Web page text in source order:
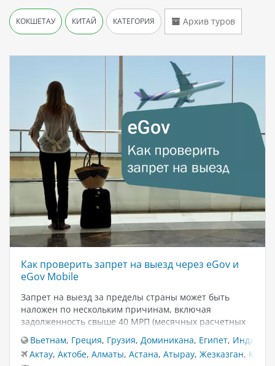
Как проверить запрет на выезд через eGov и
eGov Mobile
Запрет на выезд за пределы страны может быть
наложен по нескольким причинам, включая
задолженность свыше 40 МРП (месячных расчетных
месяцев. Чтобы избежать неудобств при пересечении
границы, важно своевременно проверять наличие
Вьетнам, Греция, Грузия, Доминикана, Египет, Индия
Актау, Актобе, Алматы, Астана, Атырау, Жезказган,
КОКШЕТАУ КИТАЙ КАТЕГОРИЯ Архив туров